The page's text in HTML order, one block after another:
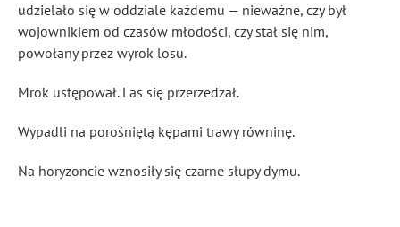
udzielało się w oddziale każdemu — nieważne, czy był
wojownikiem od czasów młodości, czy stał się nim,
powołany przez wyrok losu.
Mrok ustępował. Las się przerzedzał.
Wypadli na porośniętą kępami trawy równinę.
Na horyzoncie wznosiły się czarne słupy dymu.